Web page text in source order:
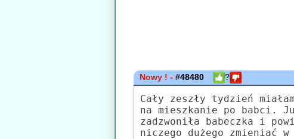
Nowy ! -#48480 ?
Cały zeszły tydzień
na mieszkanie po babci.
zadzwoniła babeczka i
niczego dużego zmieniać